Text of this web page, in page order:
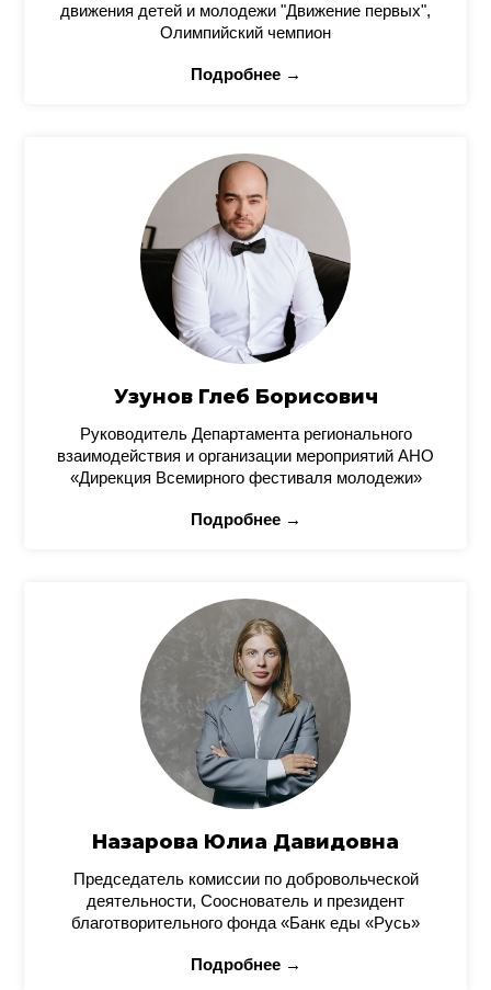
движения детей и молодежи "Движение первых",
Олимпийский чемпион
Подробнее →
Узунов Глеб Борисович
Руководитель Департамента регионального
взаимодействия и организации мероприятий АНО
«Дирекция Всемирного фестиваля молодежи»
Подробнее →
Назарова Юлиа Давидовна
Председатель комиссии по добровольческой
деятельности, Сооснователь и президент
благотворительного фонда «Банк еды «Русь»
Подробнее →